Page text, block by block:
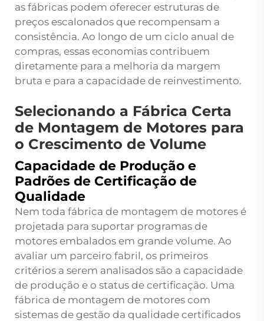
as fábricas podem oferecer estruturas de
preços escalonados que recompensam a
consistência. Ao longo de um ciclo anual de
compras, essas economias contribuem
diretamente para a melhoria da margem
bruta e para a capacidade de reinvestimento.
Selecionando a Fábrica Certa
de Montagem de Motores para
o Crescimento de Volume
Capacidade de Produção e
Padrões de Certificação de
Qualidade
Nem toda fábrica de montagem de motores é
projetada para suportar programas de
motores embalados em grande volume. Ao
avaliar um parceiro fabril, os primeiros
critérios a serem analisados são a capacidade
de produção e o status de certificação. Uma
fábrica de montagem de motores com
sistemas de gestão da qualidade certificados